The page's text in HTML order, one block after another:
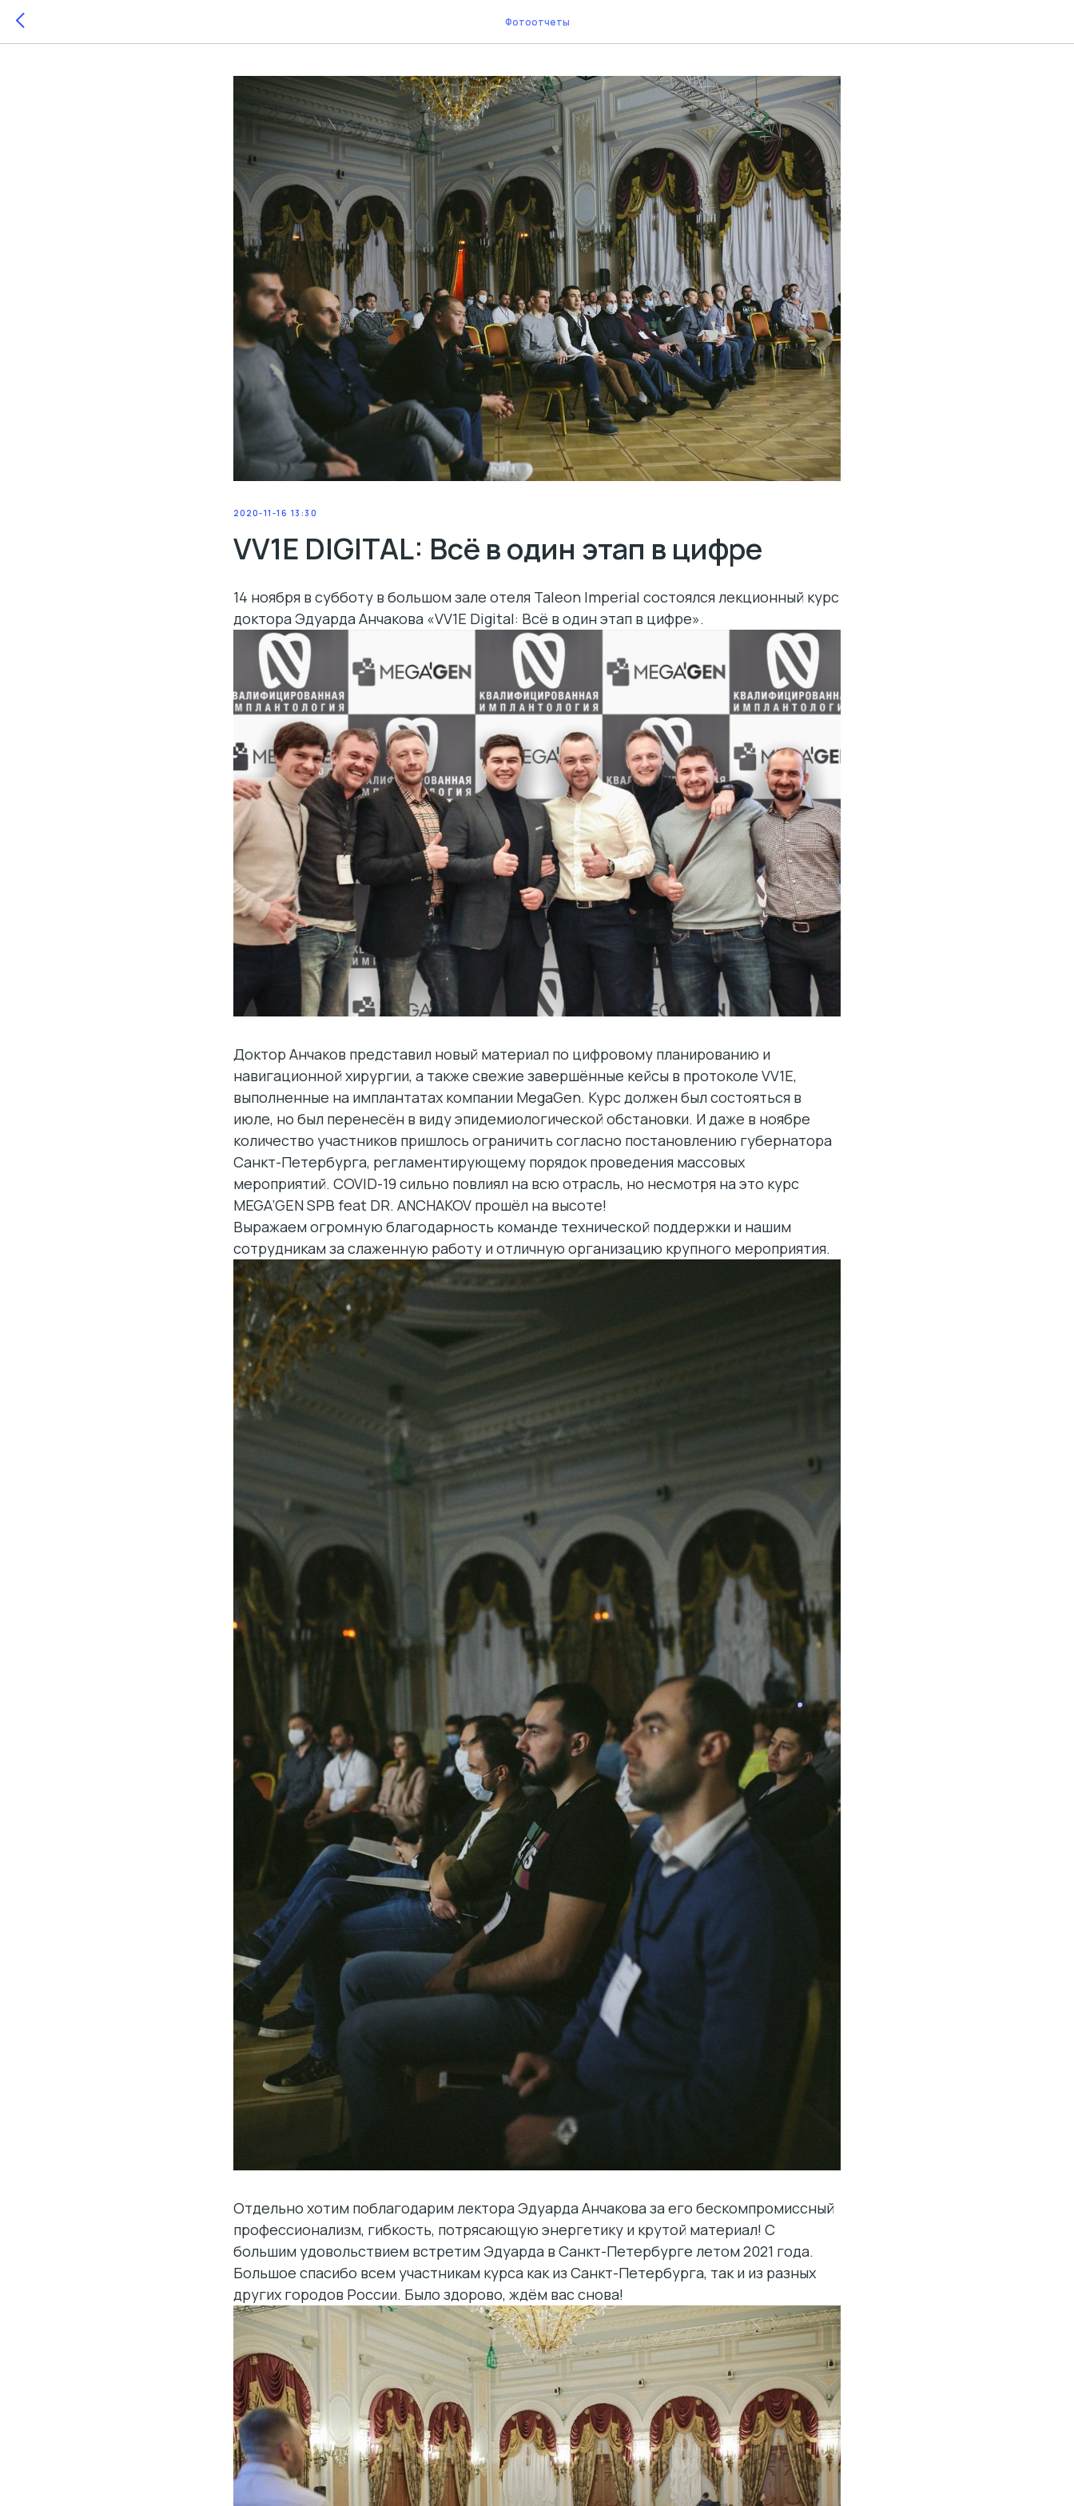
Фотоотчеты
2020-11-16 13:30
VV1E DIGITAL: Всё в один этап в цифре
14 ноября в субботу в большом зале отеля Taleon Imperial состоялся лекционный курс
доктора Эдуарда Анчакова «VV1E Digital: Всё в один этап в цифре».
Доктор Анчаков представил новый материал по цифровому планированию и
навигационной хирургии, а также свежие завершённые кейсы в протоколе VV1E,
выполненные на имплантатах компании MegaGen. Курс должен был состояться в
июле, но был перенесён в виду эпидемиологической обстановки. И даже в ноябре
количество участников пришлось ограничить согласно постановлению губернатора
Санкт-Петербурга, регламентирующему порядок проведения массовых
мероприятий. COVID-19 сильно повлиял на всю отрасль, но несмотря на это курс
MEGA’GEN SPB feat DR. ANCHAKOV прошёл на высоте!
Выражаем огромную благодарность команде технической поддержки и нашим
сотрудникам за слаженную работу и отличную организацию крупного мероприятия.
Отдельно хотим поблагодарим лектора Эдуарда Анчакова за его бескомпромиссный
профессионализм, гибкость, потрясающую энергетику и крутой материал! С
большим удовольствием встретим Эдуарда в Санкт-Петербурге летом 2021 года.
Большое спасибо всем участникам курса как из Санкт-Петербурга, так и из разных
других городов России. Было здорово, ждём вас снова!